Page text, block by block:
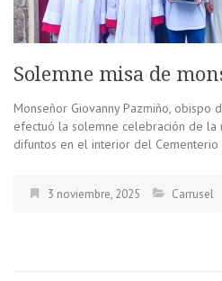
Solemne misa de
Monseñor Giovanny Pazmiño, obispo
efectuó la solemne celebración de la
difuntos en el interior del
3 noviembre, 2025 Carrusel